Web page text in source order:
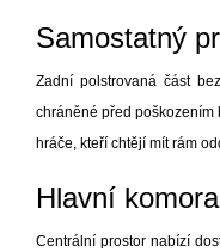
Samostatný
Zadní polstrovaná část
chráněné před poškozením
hráče, kteří chtějí mít rám
Hlavní
Centrální prostor nabízí